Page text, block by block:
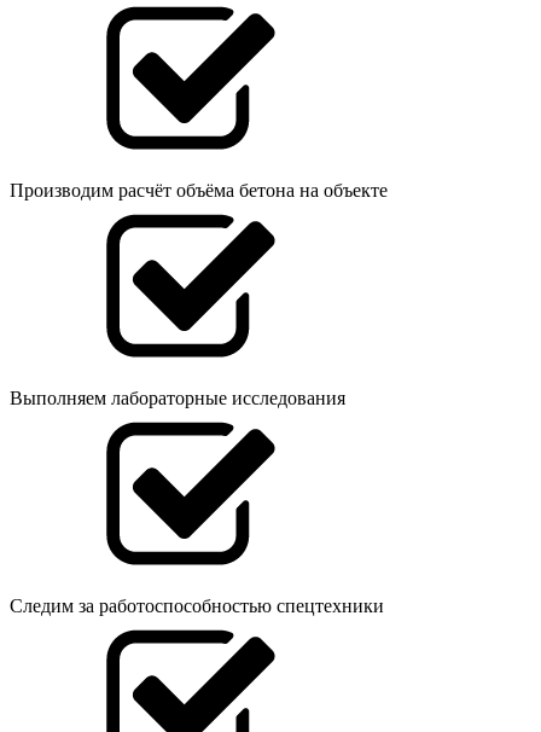
Производим расчёт объёма бетона на объекте
Выполняем лабораторные исследования
Следим за работоспособностью спецтехники